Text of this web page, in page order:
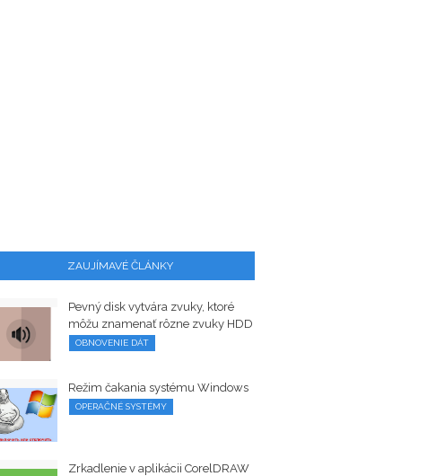
ZAUJÍMAVÉ ČLÁNKY
Pevný disk vytvára zvuky, ktoré
môžu znamenať rôzne zvuky HDD
OBNOVENIE DÁT
Režim čakania systému Windows
OPERAČNÉ SYSTÉMY
Zrkadlenie v aplikácii CorelDRAW